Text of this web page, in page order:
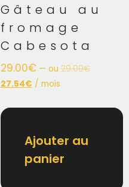
Gâteau au
fromage
Cabesota
29.00€ — ou29.00€
27.54€ / mois
Ajouter au
panier